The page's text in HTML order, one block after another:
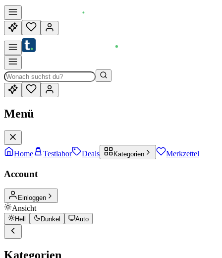
Menü
Home Testlabor Deals Kategorien Merkzettel
Account
Einloggen
Ansicht
Hell Dunkel Auto
Kategorien